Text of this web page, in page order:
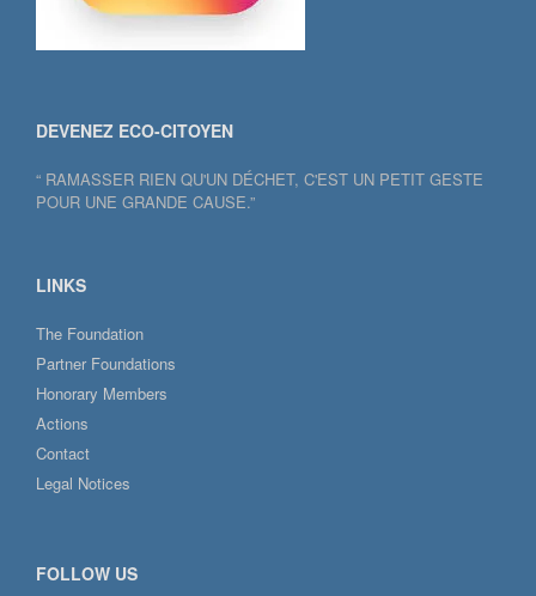
DEVENEZ ECO-CITOYEN
“ RAMASSER RIEN QU'UN DÉCHET, C'EST UN PETIT GESTE
POUR UNE GRANDE CAUSE.”
LINKS
The Foundation
Partner Foundations
Honorary Members
Actions
Contact
Legal Notices
FOLLOW US